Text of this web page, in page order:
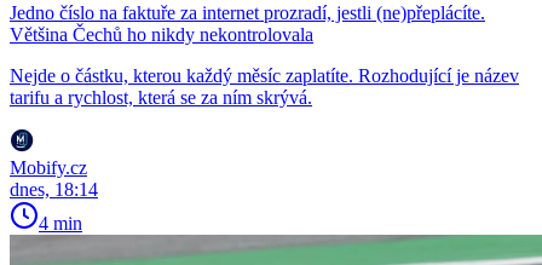
Jedno číslo na faktuře za internet prozradí, jestli (ne)přeplácíte.
Většina Čechů ho nikdy nekontrolovala
Nejde o částku, kterou každý měsíc zaplatíte. Rozhodující je název
tarifu a rychlost, která se za ním skrývá.
Mobify.cz
dnes, 18:14
4 min